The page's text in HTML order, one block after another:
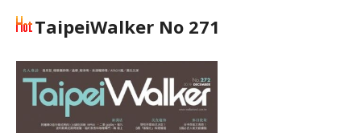
TaipeiWalker No 271